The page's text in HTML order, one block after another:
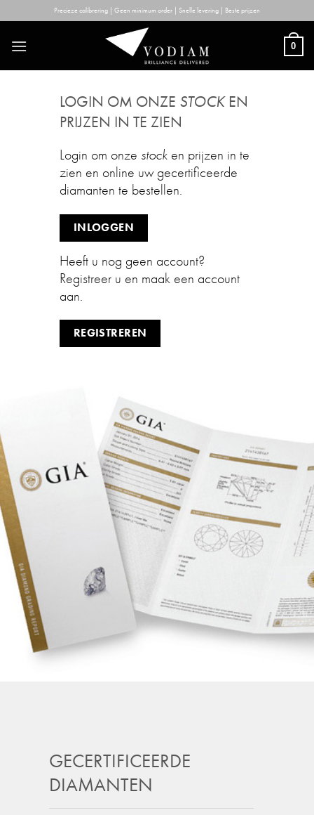
to
content
Precieze calibrering | Geen minimum order | Snelle levering | Beste prijzen
0
LOGIN OM ONZE STOCKEN
PRIJZEN IN TE ZIEN
Login om onze stock en prijzen in te
zien en online uw gecertificeerde
diamanten te bestellen.
INLOGGEN
Heeft u nog geen account?
Registreer u en maak een account
aan.
REGISTREREN
GECERTIFICEERDE
DIAMANTEN